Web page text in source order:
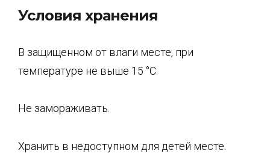
Условия хранения
В защищенном от влаги месте, при
температуре не выше 15 °С.
Не замораживать.
Хранить в недоступном для детей месте.